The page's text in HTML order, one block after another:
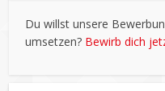
Du willst unsere
umsetzen? Bewirb dich